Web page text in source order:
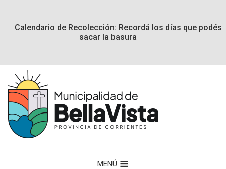
Calendario de Recolección: Recordá los días que podés
sacar la basura
MENÚ